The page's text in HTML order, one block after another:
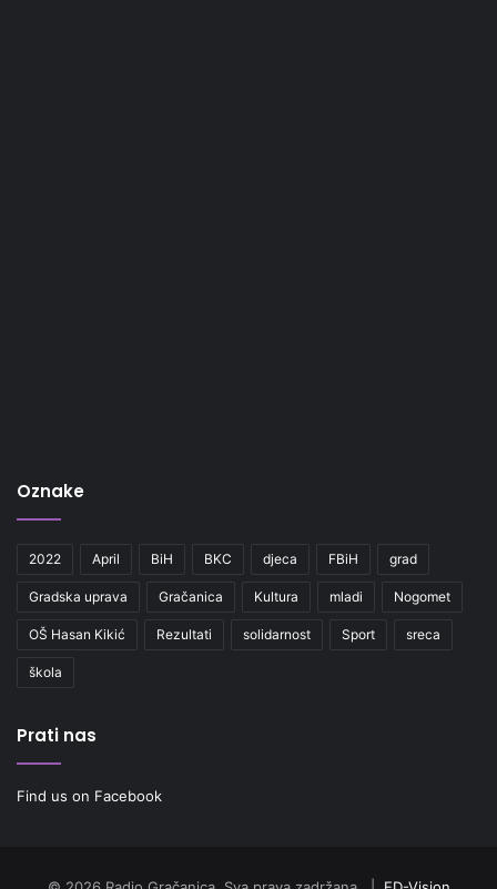
Oznake
2022 April BiH BKC djeca FBiH grad
Gradska uprava Gračanica Kultura mladi Nogomet
OŠ Hasan Kikić Rezultati solidarnost Sport sreca
škola
Prati nas
Find us on Facebook